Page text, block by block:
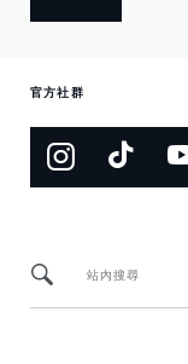
官方社群
站內搜尋